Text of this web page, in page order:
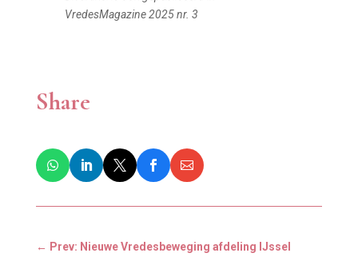
VredesMagazine 2025 nr. 3
Share
← Prev: Nieuwe Vredesbeweging afdeling IJssel